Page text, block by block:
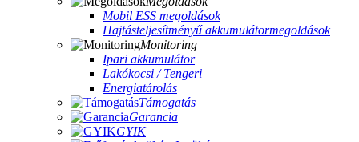
Mobil ESS megoldások
Hajtásteljesítményű akkumulátormegoldások
Monitoring
Ipari akkumulátor
Lakókocsi / Tengeri
Energiatárolás
Támogatás
Garancia
GYIK